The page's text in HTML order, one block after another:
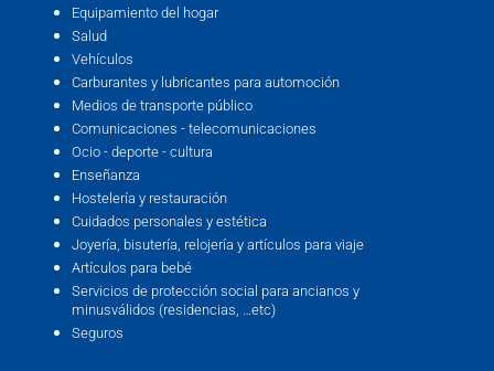
Equipamiento del hogar
Salud
Vehículos
Carburantes y lubricantes para automoción
Medios de transporte público
Comunicaciones - telecomunicaciones
Ocio - deporte - cultura
Enseñanza
Hostelería y restauración
Cuidados personales y estética
Joyería, bisutería, relojería y artículos para viaje
Artículos para bebé
Servicios de protección social para ancianos y
minusválidos (residencias, …etc)
Seguros